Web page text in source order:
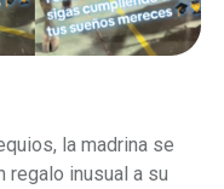
la madrina se
regalo inusual a su